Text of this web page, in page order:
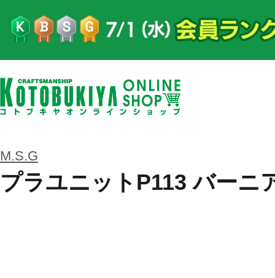
M.S.G
プラユニットP113 バーニ